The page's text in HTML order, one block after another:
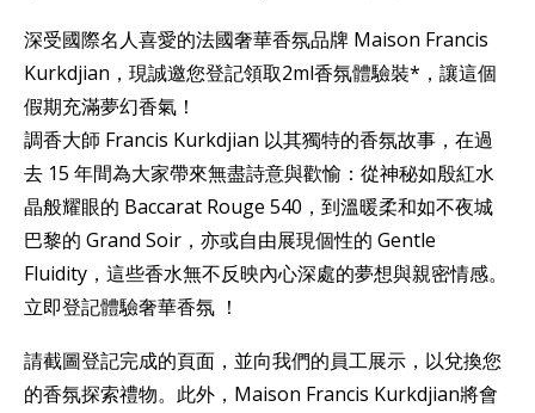
深受國際名人喜愛的法國奢華香氛品牌 Maison Francis
Kurkdjian，現誠邀您登記領取2ml香氛體驗裝*，讓這個
假期充滿夢幻香氣！
調香大師 Francis Kurkdjian 以其獨特的香氛故事，在過
去 15 年間為大家帶來無盡詩意與歡愉：從神秘如殷紅水
晶般耀眼的 Baccarat Rouge 540，到溫暖柔和如不夜城
巴黎的 Grand Soir，亦或自由展現個性的 Gentle
Fluidity，這些香水無不反映內心深處的夢想與親密情感。
立即登記體驗奢華香氛 ！
請截圖登記完成的頁面，並向我們的員工展示，以兌換您
的香氛探索禮物。此外，Maison Francis Kurkdjian將會